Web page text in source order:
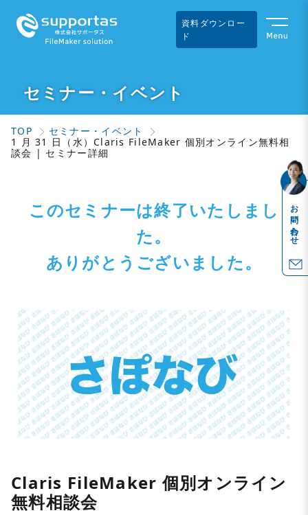
資料ダウンロー
ド
お問い合わせ
セミナー・イベント
TOP
セミナー・イベント
1 月 31 日（水）Claris FileMaker 個別オンライン無料相
談会 | セミナー詳細
このセミナーは終了いたしまし
た。
ありがとうございました。
Claris FileMaker 個別オンライン
無料相談会